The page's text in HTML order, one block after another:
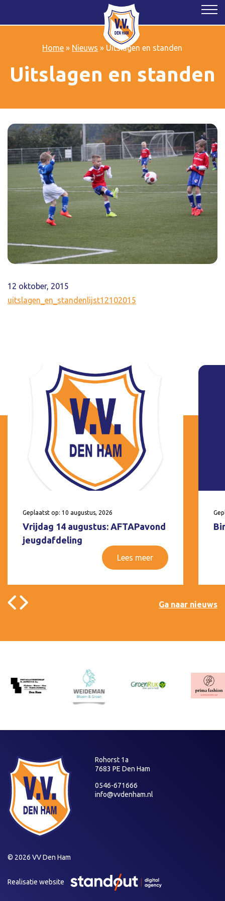
Home » Nieuws » Uitslagen en standen
Uitslagen en standen
12 oktober, 2015
uitslagen_en_standenlijst12102015
Geplaatst op: 10 augustus, 2026
Vrijdag 14 augustus: AFTAPavond
jeugdafdeling
Lees meer
Ga naar nieuws
Rohorst 1a
7683 PE Den Ham
0546-671666
info@vvdenham.nl
© 2026 VV Den Ham
Realisatie website